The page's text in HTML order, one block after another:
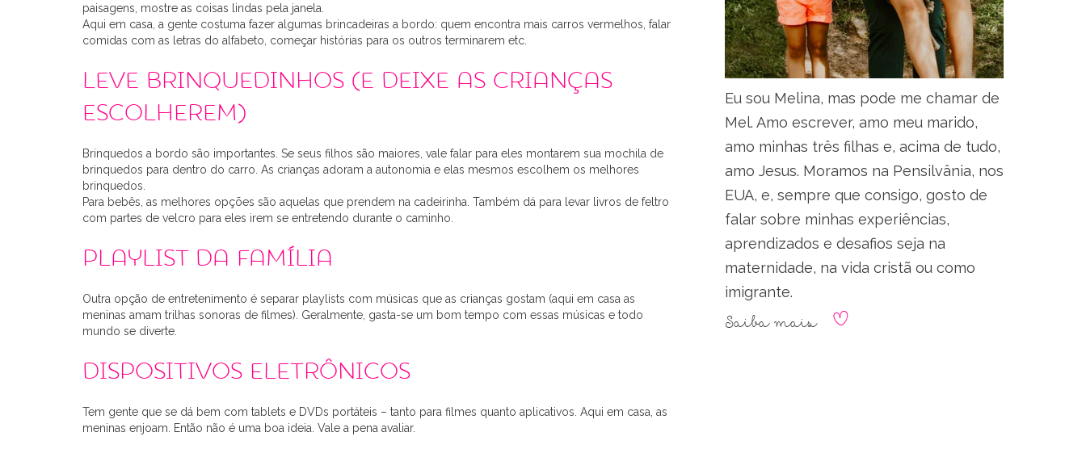
paisagens, mostre as coisas lindas pela janela.
Aqui em casa, a gente costuma fazer algumas brincadeiras a bordo: quem encontra mais carros vermelhos, falar
comidas com as letras do alfabeto, começar histórias para os outros terminarem etc.
Leve brinquedinhos (e deixe as crianças
escolherem)
Brinquedos a bordo são importantes. Se seus filhos são maiores, vale falar para eles montarem sua mochila de
brinquedos para dentro do carro. As crianças adoram a autonomia e elas mesmos escolhem os melhores
brinquedos.
Para bebês, as melhores opções são aquelas que prendem na cadeirinha. Também dá para levar livros de feltro
com partes de velcro para eles irem se entretendo durante o caminho.
Playlist da família
Outra opção de entretenimento é separar playlists com músicas que as crianças gostam (aqui em casa as
meninas amam trilhas sonoras de filmes). Geralmente, gasta-se um bom tempo com essas músicas e todo
mundo se diverte.
Dispositivos eletrônicos
Tem gente que se dá bem com tablets e DVDs portáteis – tanto para filmes quanto aplicativos. Aqui em casa, as
meninas enjoam. Então não é uma boa ideia. Vale a pena avaliar.
Eu sou Melina, mas pode me chamar de
Mel. Amo escrever, amo meu marido,
amo minhas três filhas e, acima de tudo,
amo Jesus. Moramos na Pensilvânia, nos
EUA, e, sempre que consigo, gosto de
falar sobre minhas experiências,
aprendizados e desafios seja na
maternidade, na vida cristã ou como
imigrante.
Saiba mais